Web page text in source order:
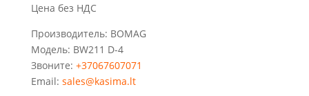
Цена без НДС
Производитель: BOMAG
Модель: BW211 D-4
Звоните: +37067607071
Email: sales@kasima.lt